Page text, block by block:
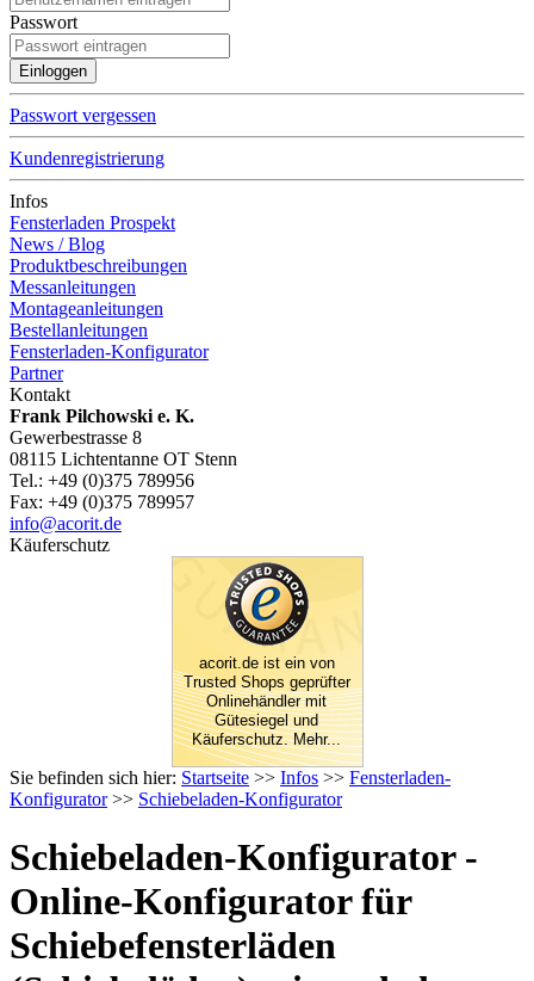
Passwort
Passwort vergessen
Kundenregistrierung
Infos
Fensterladen Prospekt
News / Blog
Produktbeschreibungen
Messanleitungen
Montageanleitungen
Bestellanleitungen
Fensterladen-Konfigurator
Partner
Kontakt
Frank Pilchowski e. K.
Gewerbestrasse 8
08115 Lichtentanne OT Stenn
Tel.: +49 (0)375 789956
Fax: +49 (0)375 789957
info@acorit.de
Käuferschutz
acorit.de ist ein von
Trusted Shops geprüfter
Onlinehändler mit
Gütesiegel und
Käuferschutz. Mehr...
Sie befinden sich hier: Startseite >> Infos >> Fensterladen-
Konfigurator>> Schiebeladen-Konfigurator
Schiebeladen-Konfigurator -
Online-Konfigurator für
Schiebefensterläden